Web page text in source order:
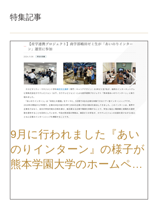
特集記事
9月に行われました『あい
のりインターン』の様子が
熊本学園大学のホームペー